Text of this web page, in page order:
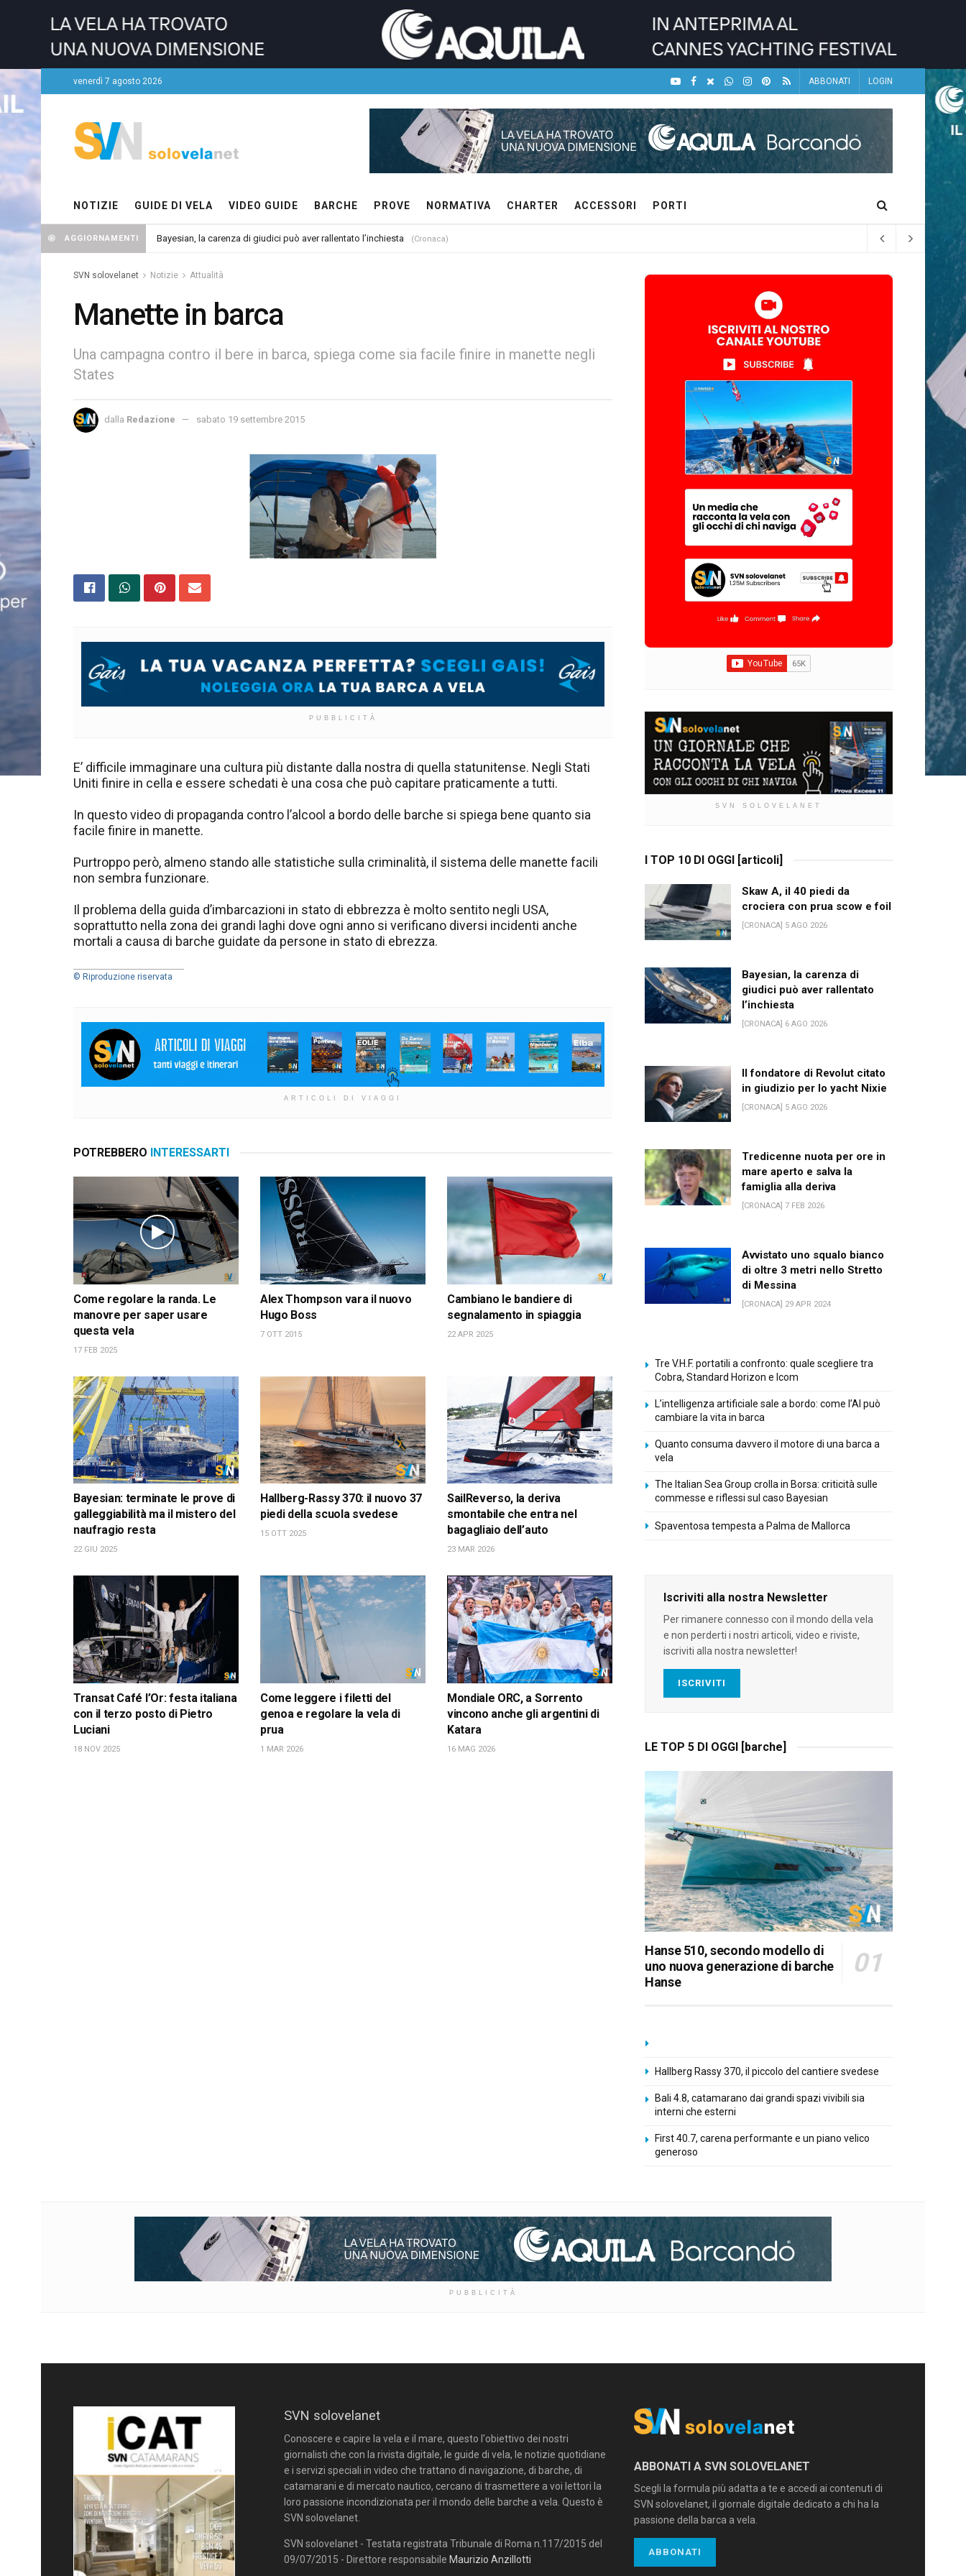
venerdì 7 agosto 2026 ABBONATI LOGIN
NOTIZIE GUIDE DI VELA VIDEO GUIDE BARCHE PROVE NORMATIVA CHARTER ACCESSORI PORTI
AGGIORNAMENTI Bayesian, la carenza di giudici può aver rallentato l’inchiesta (Cronaca)
SVN solovelanet Notizie Attualità
Manette in barca
Una campagna contro il bere in barca, spiega come sia facile finire in manette negli
States
dalla Redazione sabato 19 settembre 2015
PUBBLICITÀ
E’ difficile immaginare una cultura più distante dalla nostra di quella statunitense. Negli Stati
Uniti finire in cella e essere schedati è una cosa che può capitare praticamente a tutti.
In questo video di propaganda contro l’alcool a bordo delle barche si spiega bene quanto sia
facile finire in manette.
Purtroppo però, almeno stando alle statistiche sulla criminalità, il sistema delle manette facili
non sembra funzionare.
Il problema della guida d’imbarcazioni in stato di ebbrezza è molto sentito negli USA,
soprattutto nella zona dei grandi laghi dove ogni anno si verificano diversi incidenti anche
mortali a causa di barche guidate da persone in stato di ebrezza.
© Riproduzione riservata
ARTICOLI DI VIAGGI
POTREBBERO INTERESSARTI
Come regolare la randa. Le
manovre per saper usare
questa vela
17 FEB 2025
Alex Thompson vara il nuovo
Hugo Boss
7 OTT 2015
Cambiano le bandiere di
segnalamento in spiaggia
22 APR 2025
Bayesian: terminate le prove di
galleggiabilità ma il mistero del
naufragio resta
22 GIU 2025
Hallberg-Rassy 370: il nuovo 37
piedi della scuola svedese
15 OTT 2025
SailReverso, la deriva
smontabile che entra nel
bagagliaio dell’auto
23 MAR 2026
Transat Café l’Or: festa italiana
con il terzo posto di Pietro
Luciani
18 NOV 2025
Come leggere i filetti del
genoa e regolare la vela di
prua
1 MAR 2026
Mondiale ORC, a Sorrento
vincono anche gli argentini di
Katara
16 MAG 2026
SVN SOLOVELANET
I TOP 10 DI OGGI [articoli]
Skaw A, il 40 piedi da
crociera con prua scow e foil
[CRONACA] 5 AGO 2026
Bayesian, la carenza di
giudici può aver rallentato
l’inchiesta
[CRONACA] 6 AGO 2026
Il fondatore di Revolut citato
in giudizio per lo yacht Nixie
[CRONACA] 5 AGO 2026
Tredicenne nuota per ore in
mare aperto e salva la
famiglia alla deriva
[CRONACA] 7 FEB 2026
Avvistato uno squalo bianco
di oltre 3 metri nello Stretto
di Messina
[CRONACA] 29 APR 2024
Tre V.H.F. portatili a confronto: quale scegliere tra
Cobra, Standard Horizon e Icom
L’intelligenza artificiale sale a bordo: come l’AI può
cambiare la vita in barca
Quanto consuma davvero il motore di una barca a
vela
The Italian Sea Group crolla in Borsa: criticità sulle
commesse e riflessi sul caso Bayesian
Spaventosa tempesta a Palma de Mallorca
Iscriviti alla nostra Newsletter
Per rimanere connesso con il mondo della vela
e non perderti i nostri articoli, video e riviste,
iscriviti alla nostra newsletter!
ISCRIVITI
LE TOP 5 DI OGGI [barche]
Hanse 510, secondo modello di
uno nuova generazione di barche
Hanse
Hallberg Rassy 370, il piccolo del cantiere svedese
Bali 4.8, catamarano dai grandi spazi vivibili sia
interni che esterni
First 40.7, carena performante e un piano velico
generoso
PUBBLICITÀ
SVN solovelanet
Conoscere e capire la vela e il mare, questo l'obiettivo dei nostri
giornalisti che con la rivista digitale, le guide di vela, le notizie quotidiane
e i servizi speciali in video che trattano di navigazione, di barche, di
catamarani e di mercato nautico, cercano di trasmettere a voi lettori la
loro passione incondizionata per il mondo delle barche a vela. Questo è
SVN solovelanet.
SVN solovelanet - Testata registrata Tribunale di Roma n.117/2015 del
09/07/2015 - Direttore responsabile Maurizio Anzillotti
ABBONATI A SVN SOLOVELANET
Scegli la formula più adatta a te e accedi ai contenuti di
SVN solovelanet, il giornale digitale dedicato a chi ha la
passione della barca a vela.
ABBONATI